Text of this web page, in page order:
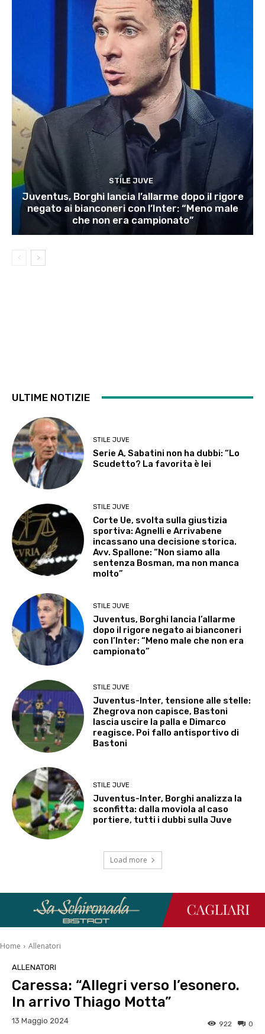
STILE JUVE
Juventus, Borghi lancia l’allarme dopo il rigore
negato ai bianconeri con l’Inter: “Meno male
che non era campionato”
ULTIME NOTIZIE
STILE JUVE
Serie A, Sabatini non ha dubbi: “Lo
Scudetto? La favorita è lei
STILE JUVE
Corte Ue, svolta sulla giustizia
sportiva: Agnelli e Arrivabene
incassano una decisione storica.
Avv. Spallone: “Non siamo alla
sentenza Bosman, ma non manca
molto”
STILE JUVE
Juventus, Borghi lancia l’allarme
dopo il rigore negato ai bianconeri
con l’Inter: “Meno male che non era
campionato”
STILE JUVE
Juventus-Inter, tensione alle stelle:
Zhegrova non capisce, Bastoni
lascia uscire la palla e Dimarco
reagisce. Poi fallo antisportivo di
Bastoni
STILE JUVE
Juventus-Inter, Borghi analizza la
sconfitta: dalla moviola al caso
portiere, tutti i dubbi sulla Juve
Load more